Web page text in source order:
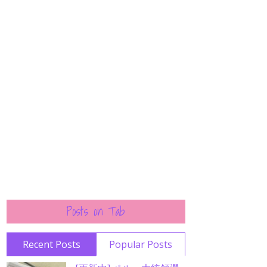
Posts on Tab
Recent Posts
Popular Posts